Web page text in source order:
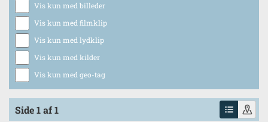
Vis kun med billeder
Vis kun med filmklip
Vis kun med lydklip
Vis kun med kilder
Vis kun med geo-tag
Side 1 af 1